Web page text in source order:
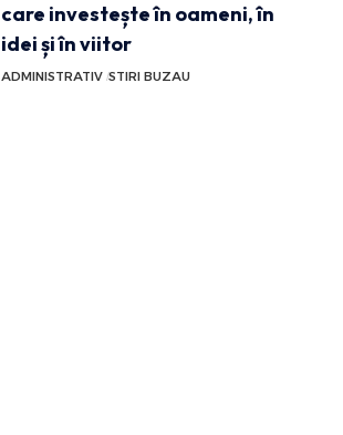
care investește în oameni, în
idei și în viitor
ADMINISTRATIV STIRI BUZAU